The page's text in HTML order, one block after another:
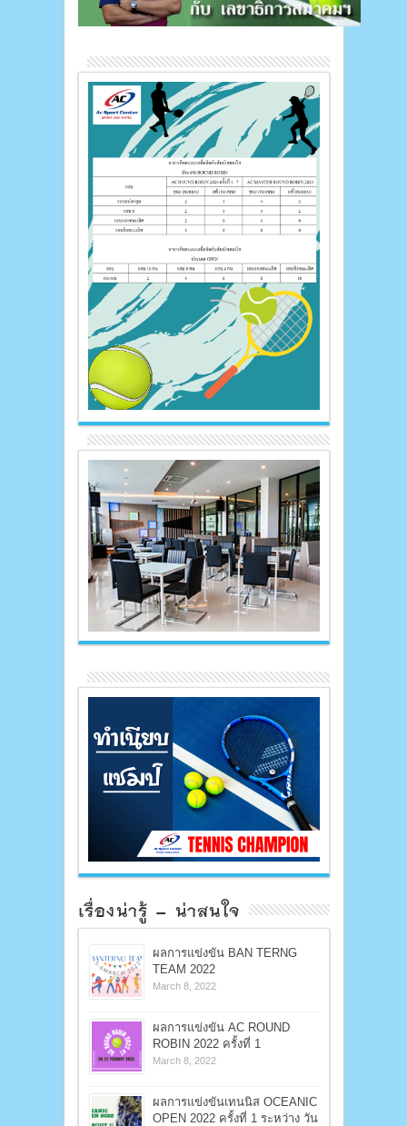
เรื่องน่ารู้ – น่าสนใจ
ผลการแข่งขัน BAN TERNG
TEAM 2022
March 8, 2022
ผลการแข่งขัน AC ROUND
ROBIN 2022 ครั้งที่ 1
March 8, 2022
ผลการแข่งขันเทนนิส OCEANIC
OPEN 2022 ครั้งที่ 1 ระหว่าง วัน